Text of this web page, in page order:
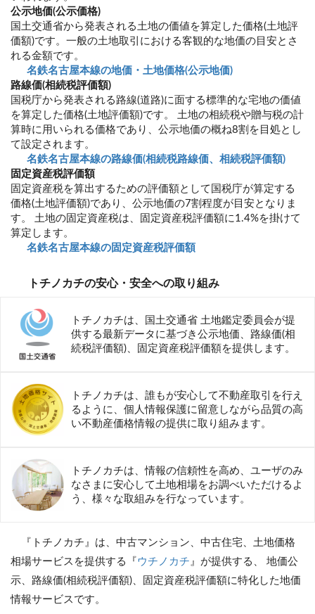
公示地価(公示価格)
国土交通省から発表される土地の価値を算定した価格(土地評
価額)です。一般の土地取引における客観的な地価の目安とさ
れる金額です。
名鉄名古屋本線の地価・土地価格(公示地価)
路線価(相続税評価額)
国税庁から発表される路線(道路)に面する標準的な宅地の価値
を算定した価格(土地評価額)です。 土地の相続税や贈与税の計
算時に用いられる価格であり、公示地価の概ね8割を目処とし
て設定されます。
名鉄名古屋本線の路線価(相続税路線価、相続税評価額)
固定資産税評価額
固定資産税を算出するための評価額として国税庁が算定する
価格(土地評価額)であり、公示地価の7割程度が目安となりま
す。 土地の固定資産税は、固定資産税評価額に1.4%を掛けて
算定します。
名鉄名古屋本線の固定資産税評価額
トチノカチの安心・安全への取り組み
トチノカチは、国土交通省 土地鑑定委員会が提
供する最新データに基づき公示地価、路線価(相
続税評価額)、固定資産税評価額を提供します。
トチノカチは、誰もが安心して不動産取引を行え
るように、個人情報保護に留意しながら品質の高
い不動産価格情報の提供に取り組みます。
トチノカチは、情報の信頼性を高め、ユーザのみ
なさまに安心して土地相場をお調べいただけるよ
う、様々な取組みを行なっています。
『トチノカチ』は、中古マンション、中古住宅、土地価格
相場サービスを提供する『 ウチノカチ 』が提供する、 地価公
示、路線価(相続税評価額)、固定資産税評価額に特化した地価
情報サービスです。